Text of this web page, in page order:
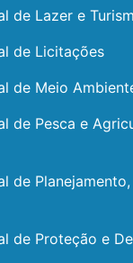
de Lazer e
de Licitações
de Meio
de Pesca e
de
de Proteção e